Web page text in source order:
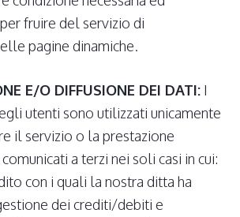
fruire del servizio di
pagine dinamiche.
E/O DIFFUSIONE DEI DATI: I
utenti sono utilizzati unicamente
il servizio o la prestazione
a terzi nei soli casi in cui:
con i quali la nostra ditta ha
dei crediti/debiti e